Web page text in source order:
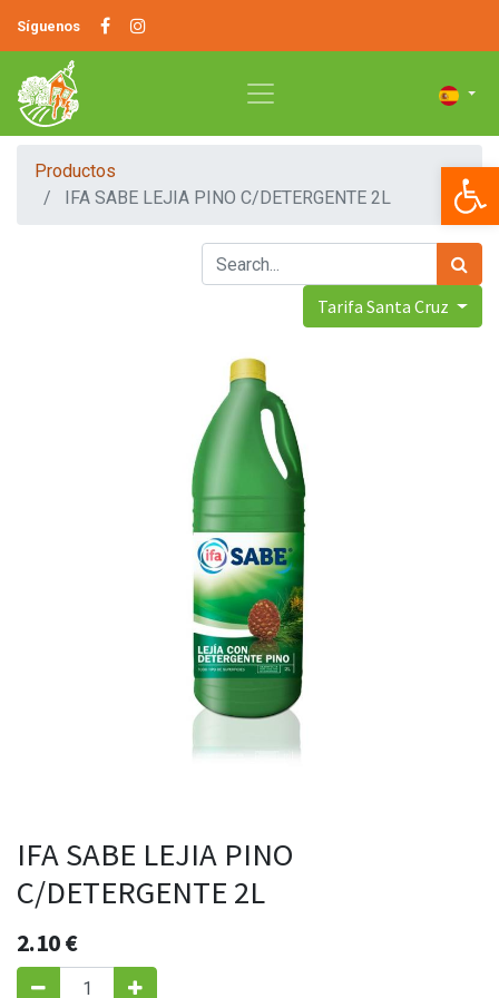
Síguenos
Productos
IFA SABE LEJIA PINO C/DETERGENTE 2L
Tarifa Santa Cruz
IFA SABE LEJIA PINO
C/DETERGENTE 2L
2.10€